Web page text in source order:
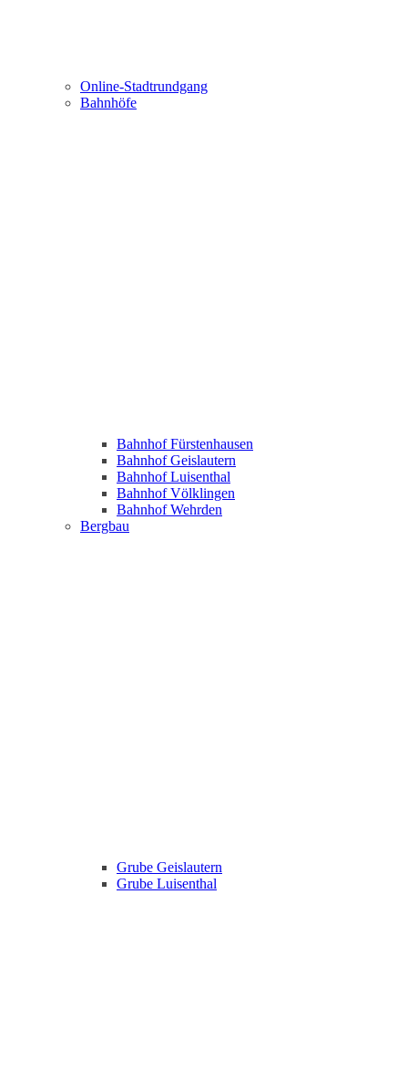
Online-Stadtrundgang
Bahnhöfe
Bahnhof Fürstenhausen
Bahnhof Geislautern
Bahnhof Luisenthal
Bahnhof Völklingen
Bahnhof Wehrden
Bergbau
Grube Geislautern
Grube Luisenthal